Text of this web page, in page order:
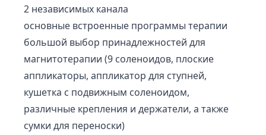
2 независимых канала
основные встроенные программы терапии
большой выбор принадлежностей для
магнитотерапии (9 соленоидов, плоские
аппликаторы, аппликатор для ступней,
кушетка с подвижным соленоидом,
различные крепления и держатели, а также
сумки для переноски)